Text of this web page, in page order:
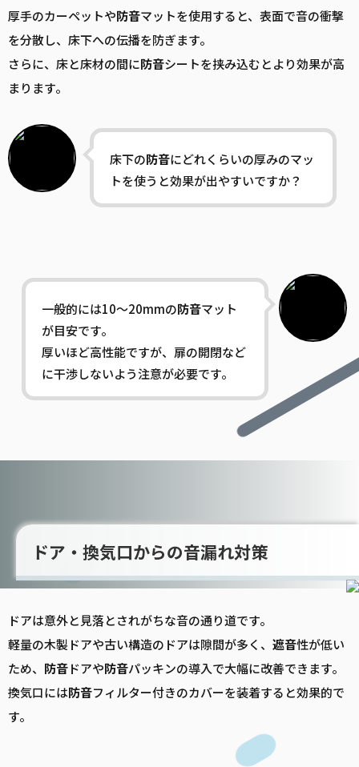
厚手のカーペットや防音マットを使用すると、表面で音の衝撃
を分散し、床下への伝播を防ぎます。
さらに、床と床材の間に防音シートを挟み込むとより効果が高
まります。
床下の防音にどれくらいの厚みのマッ
トを使うと効果が出やすいですか？
一般的には10〜20mmの防音マット
が目安です。
厚いほど高性能ですが、扉の開閉など
に干渉しないよう注意が必要です。
ドア・換気口からの音漏れ対策
ドアは意外と見落とされがちな音の通り道です。
軽量の木製ドアや古い構造のドアは隙間が多く、 遮音性が低い
ため、 防音ドアや防音パッキンの導入で大幅に改善できます。
換気口には防音フィルター付きのカバーを装着すると効果的で
す。